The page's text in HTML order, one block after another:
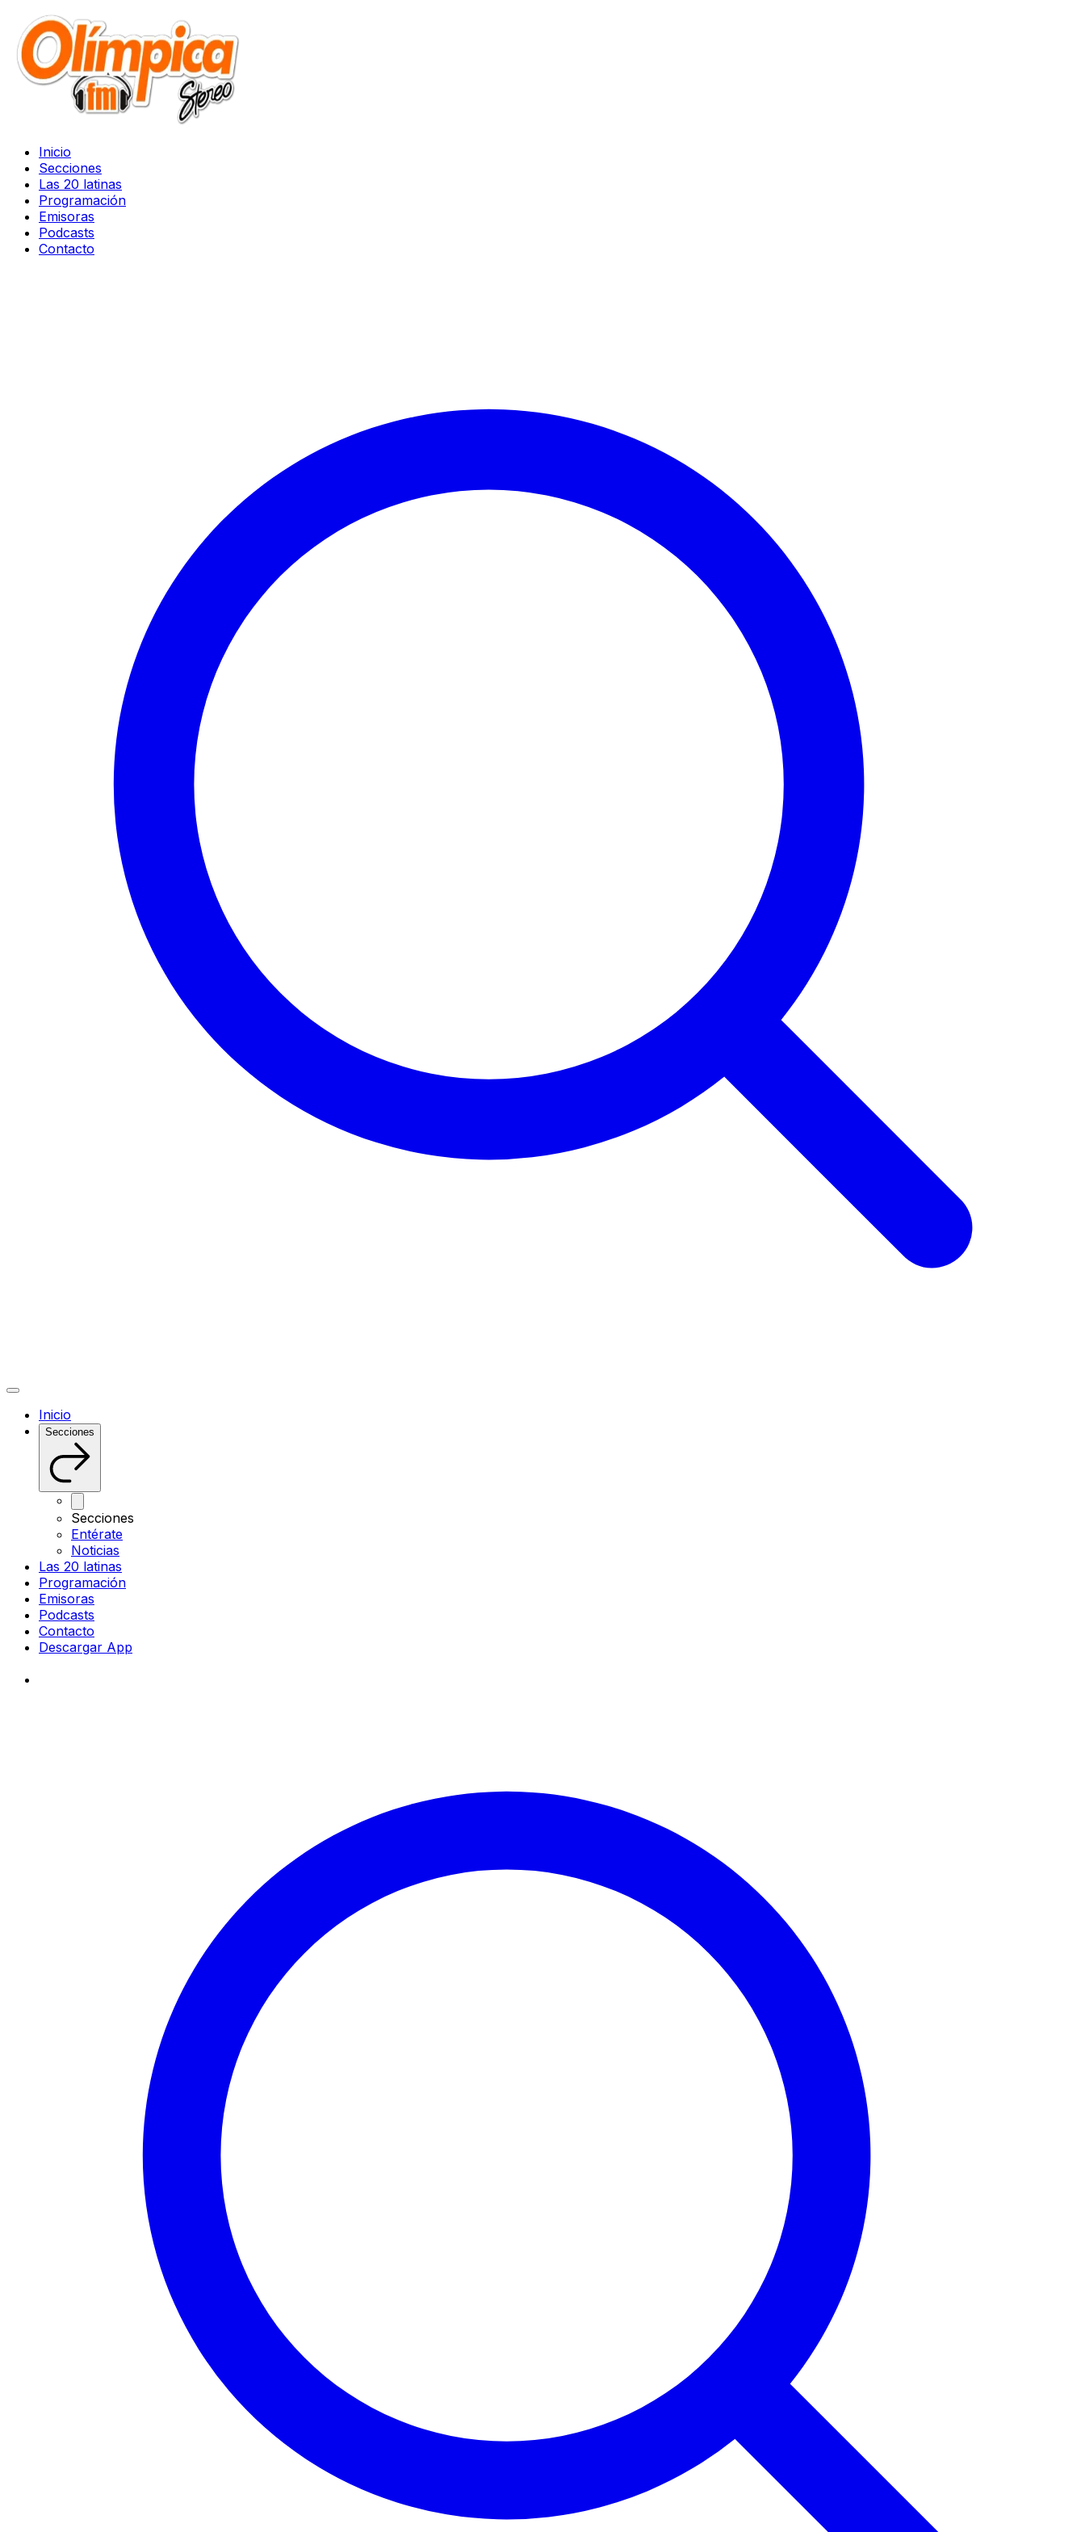
Inicio
Secciones
Las 20 latinas
Programación
Emisoras
Podcasts
Contacto
Inicio
Secciones
Secciones
Entérate
Noticias
Las 20 latinas
Programación
Emisoras
Podcasts
Contacto
Descargar App